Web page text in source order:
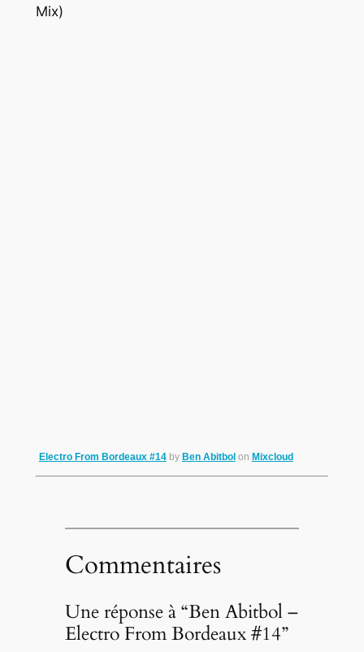
Mix)
Electro From Bordeaux #14by Ben Abitbol on Mixcloud
Commentaires
Une réponse à “Ben Abitbol –
Electro From Bordeaux #14”